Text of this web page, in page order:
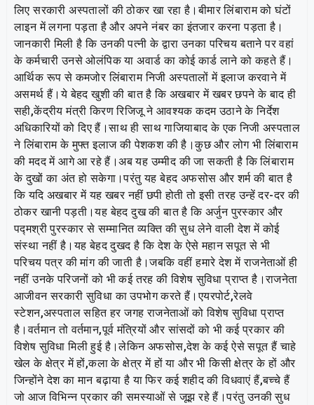
लिए सरकारी अस्पतालों की ठोकर खा रहा है।बीमार लिंबाराम को घंटों
लाइन में लगना पड़ता है और अपने नंबर का इंतजार करना पड़ता है।
जानकारी मिली है कि उनकी पत्नी के द्वारा उनका परिचय बताने पर वहां
के कर्मचारी उनसे ओलंपिक या अवार्ड का कोई कार्ड लाने को कहते हैं।
आर्थिक रूप से कमजोर लिंबाराम निजी अस्पतालों में इलाज करवाने में
असमर्थ हैं।ये बेहद खुशी की बात है कि अखबार में खबर छपने के बाद ही
सही,केंद्रीय मंत्री किरण रिजिजू ने आवश्यक कदम उठाने के निर्देश
अधिकारियों को दिए हैं।साथ ही साथ गाजियाबाद के एक निजी अस्पताल
ने लिंबाराम के मुफ्त इलाज की पेशकश की है।कुछ और लोग भी लिंबाराम
की मदद में आगे आ रहे हैं।अब यह उम्मीद की जा सकती है कि लिंबाराम
के दुखों का अंत हो सकेगा।परंतु यह बेहद अफसोस और शर्म की बात है
कि यदि अखबार में यह खबर नहीं छपी होती तो इसी तरह उन्हें दर-दर की
ठोकर खानी पड़ती।यह बेहद दुख की बात है कि अर्जुन पुरस्कार और
पद्मश्री पुरस्कार से सम्मानित व्यक्ति की सुध लेने वाली देश में कोई
संस्था नहीं है।यह बेहद दुखद है कि देश के ऐसे महान सपूत से भी
परिचय पत्र की मांग की जाती है।जबकि वहीं हमारे देश में राजनेताओं ही
नहीं उनके परिजनों को भी कई तरह की विशेष सुविधा प्राप्त है।राजनेता
आजीवन सरकारी सुविधा का उपभोग करते हैं।एयरपोर्ट,रेलवे
स्टेशन,अस्पताल सहित हर जगह राजनेताओं को विशेष सुविधा प्राप्त
है।वर्तमान तो वर्तमान,पूर्व मंत्रियों और सांसदों को भी कई प्रकार की
विशेष सुविधा मिली हुई है।लेकिन अफसोस,देश के कई ऐसे सपूत हैं चाहे
खेल के क्षेत्र में हों,कला के क्षेत्र में हों या और भी किसी क्षेत्र के हों और
जिन्होंने देश का मान बढ़ाया है या फिर कई शहीद की विधवाएं हैं,बच्चे हैं
जो आज विभिन्न प्रकार की समस्याओं से जूझ रहे हैं।परंतु उनकी सुध